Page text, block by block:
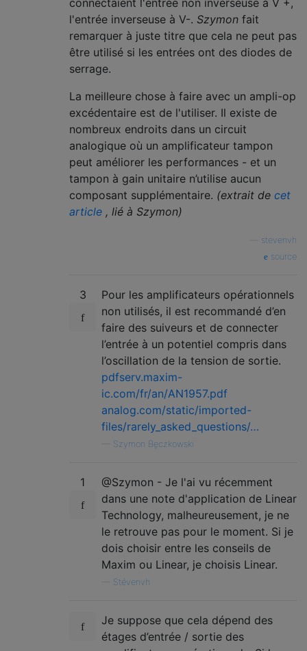
connectaient l'entrée non inverseuse à V +,
l'entrée inverseuse à V-. Szymon fait
remarquer à juste titre que cela ne peut pas
être utilisé si les entrées ont des diodes de
serrage.
La meilleure chose à faire avec un ampli-op
excédentaire est de l'utiliser. Il existe de
nombreux endroits dans un circuit
analogique où un amplificateur tampon
peut améliorer les performances - et un
tampon à gain unitaire n’utilise aucun
composant supplémentaire. (extrait de cet
article , lié à Szymon)
stevenvh
source
3
Pour les amplificateurs opérationnels
non utilisés, il est recommandé d’en
faire des suiveurs et de connecter
l’entrée à un potentiel compris dans
l’oscillation de la tension de sortie.
pdfserv.maxim-
ic.com/fr/an/AN1957.pdf
analog.com/static/imported-
files/rarely_asked_questions/…
Szymon Bęczkowski
1
@Szymon - Je l'ai vu récemment
dans une note d'application de Linear
Technology, malheureusement, je ne
le retrouve pas pour le moment. Si je
dois choisir entre les conseils de
Maxim ou Linear, je choisis Linear.
Stévenvh
Je suppose que cela dépend des
étages d’entrée / sortie des